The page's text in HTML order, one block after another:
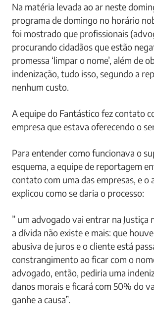
Na matéria levada ao ar neste
programa de domingo no horário
foi mostrado que profissionais
procurando cidadãos que estão
promessa ‘limpar o nome’, além de
indenização, tudo isso, segundo a
nenhum custo.
A equipe do Fantástico fez contato
empresa que estava oferecendo o
Para entender como funcionava o
esquema, a equipe de reportagem
contato com uma das empresas, e o
explicou como se daria o processo:
” um advogado vai entrar na Justiça
a dívida não existe e mais: que
abusiva de juros e o cliente está
constrangimento ao ficar com o
advogado, então, pediria uma
danos morais e ficará com 50% do
ganhe a causa”.